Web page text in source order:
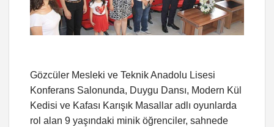
Gözcüler Mesleki ve Teknik Anadolu Lisesi
Konferans Salonunda, Duygu Dansı, Modern Kül
Kedisi ve Kafası Karışık Masallar adlı oyunlarda
rol alan 9 yaşındaki minik öğrenciler, sahnede